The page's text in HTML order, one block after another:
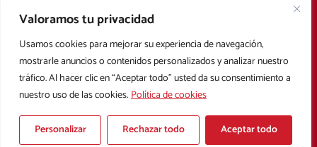
Valoramos tu privacidad
Usamos cookies para mejorar su experiencia de navegación,
mostrarle anuncios o contenidos personalizados y analizar nuestro
tráfico. Al hacer clic en “Aceptar todo” usted da su consentimiento a
nuestro uso de las cookies.Política de cookies
Personalizar Rechazar todo Aceptar todo
TIENDA ONLINE
F
a
c
e
b
o
o
T
w
i
t
t
e
r
Y
o
u
t
u
b
e
I
n
s
t
a
g
Copyright © 2025 Real Murcia. Diseñado con
Aviso legal Política de privacidad Política de cookies
Condiciones Generales de Contratación